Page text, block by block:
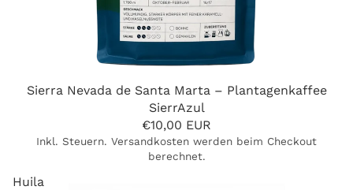
Sierra Nevada de Santa Marta – Plantagenkaffee
SierrAzul
€10,00 EUR
Inkl. Steuern. Versandkosten werden beim Checkout
berechnet.
Huila